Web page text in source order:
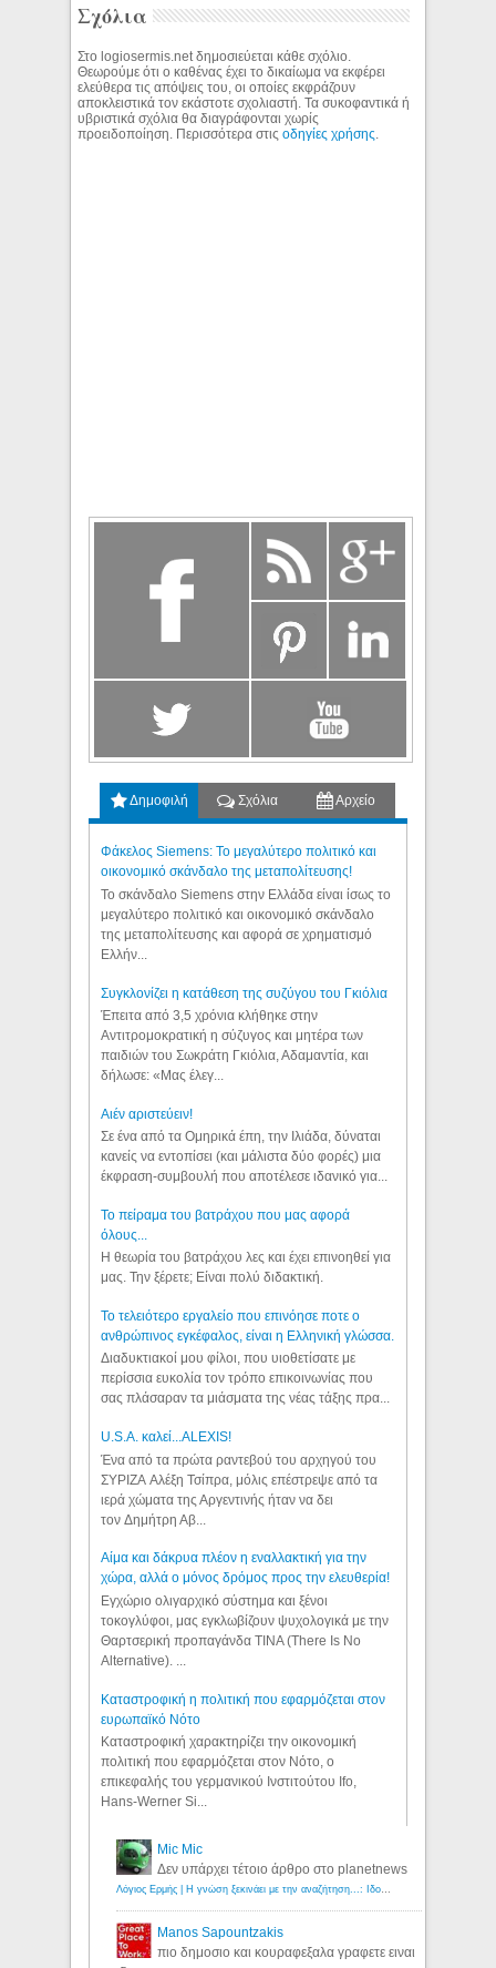
Σχόλια
Στο logiosermis.net δημοσιεύεται κάθε σχόλιο.
Θεωρούμε ότι ο καθένας έχει το δικαίωμα να εκφέρει
ελεύθερα τις απόψεις του, οι οποίες εκφράζουν
αποκλειστικά τον εκάστοτε σχολιαστή. Τα συκοφαντικά ή
υβριστικά σχόλια θα διαγράφονται χωρίς
προειδοποίηση. Περισσότερα στιςοδηγίες χρήσης.
Δημοφιλή Σχόλια Αρχείο
Φάκελος Siemens: Το μεγαλύτερο πολιτικό και
οικονομικό σκάνδαλο της μεταπολίτευσης!
Το σκάνδαλο Siemens στην Ελλάδα είναι ίσως το
μεγαλύτερο πολιτικό και οικονομικό σκάνδαλο
της μεταπολίτευσης και αφορά σε χρηματισμό
Ελλήν...
Συγκλονίζει η κατάθεση της συζύγου του Γκιόλια
Έπειτα από 3,5 χρόνια κλήθηκε στην
Αντιτρομοκρατική η σύζυγος και μητέρα των
παιδιών του Σωκράτη Γκιόλια, Αδαμαντία, και
δήλωσε: «Μας έλεγ...
Aιέν αριστεύειν!
Σε ένα από τα Ομηρικά έπη, την Ιλιάδα, δύναται
κανείς να εντοπίσει (και μάλιστα δύο φορές) μια
έκφραση-συμβουλή που αποτέλεσε ιδανικό για...
Το πείραμα του βατράχου που μας αφορά
όλους...
Η θεωρία του βατράχου λες και έχει επινοηθεί για
μας. Την ξέρετε; Είναι πολύ διδακτική.
Το τελειότερο εργαλείο που επινόησε ποτε ο
ανθρώπινος εγκέφαλος, είναι η Ελληνική γλώσσα.
Διαδυκτιακοί μου φίλοι, που υιοθετίσατε με
περίσσια ευκολία τον τρόπο επικοινωνίας που
σας πλάσαραν τα μιάσματα της νέας τάξης πρα...
U.S.A. καλεί...ALEXIS!
Ένα από τα πρώτα ραντεβού του αρχηγού του
ΣΥΡΙΖΑ Αλέξη Τσίπρα, μόλις επέστρεψε από τα
ιερά χώματα της Αργεντινής ήταν να δει
τον Δημήτρη Αβ...
Αίμα και δάκρυα πλέον η εναλλακτική για την
χώρα, αλλά ο μόνος δρόμος προς την ελευθερία!
Εγχώριο ολιγαρχικό σύστημα και ξένοι
τοκογλύφοι, μας εγκλωβίζουν ψυχολογικά με την
Θαρτσερική προπαγάνδα TINA (There Is No
Alternative). ...
Καταστροφική η πολιτική που εφαρμόζεται στον
ευρωπαϊκό Νότο
Καταστροφική χαρακτηρίζει την οικονομική
πολιτική που εφαρμόζεται στον Νότο, ο
επικεφαλής του γερμανικού Ινστιτούτου Ifo,
Hans-Werner Si...
Mic Mic
Δεν υπάρχει τέτοιο άρθρο στο planetnews
Λόγιος Ερμής | Η γνώση ξεκινάει με την αναζήτηση...: Ιδού οι 18 που χρωστούν 11 δις ευρώ!
Manos Sapountzakis
πιο δημοσιο και κουραφεξαλα γραφετε ειναι